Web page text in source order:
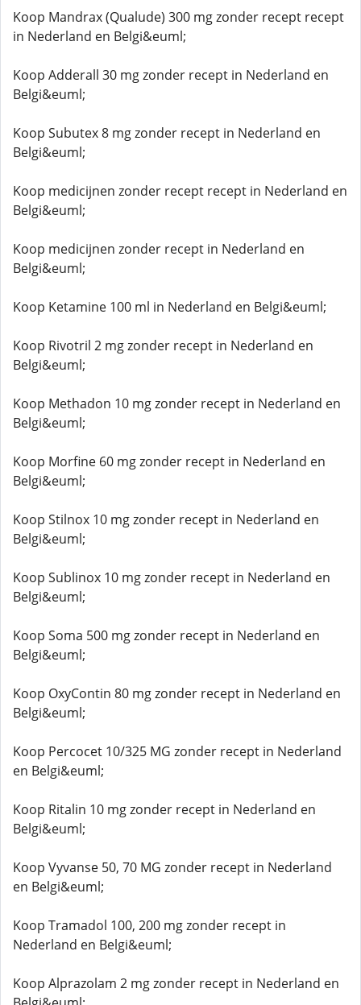
Koop Mandrax (Qualude) 300 mg zonder recept recept
in Nederland en Belgi&euml;
Koop Adderall 30 mg zonder recept in Nederland en
Belgi&euml;
Koop Subutex 8 mg zonder recept in Nederland en
Belgi&euml;
Koop medicijnen zonder recept recept in Nederland en
Belgi&euml;
Koop medicijnen zonder recept in Nederland en
Belgi&euml;
Koop Ketamine 100 ml in Nederland en Belgi&euml;
Koop Rivotril 2 mg zonder recept in Nederland en
Belgi&euml;
Koop Methadon 10 mg zonder recept in Nederland en
Belgi&euml;
Koop Morfine 60 mg zonder recept in Nederland en
Belgi&euml;
Koop Stilnox 10 mg zonder recept in Nederland en
Belgi&euml;
Koop Sublinox 10 mg zonder recept in Nederland en
Belgi&euml;
Koop Soma 500 mg zonder recept in Nederland en
Belgi&euml;
Koop OxyContin 80 mg zonder recept in Nederland en
Belgi&euml;
Koop Percocet 10/325 MG zonder recept in Nederland
en Belgi&euml;
Koop Ritalin 10 mg zonder recept in Nederland en
Belgi&euml;
Koop Vyvanse 50, 70 MG zonder recept in Nederland
en Belgi&euml;
Koop Tramadol 100, 200 mg zonder recept in
Nederland en Belgi&euml;
Koop Alprazolam 2 mg zonder recept in Nederland en